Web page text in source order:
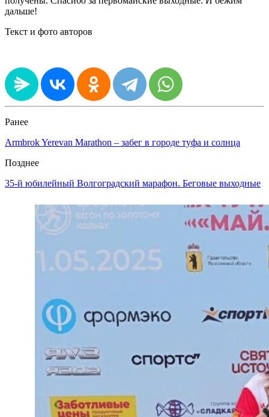
дальше!
Текст и фото авторов
Ранее
Armbrok Yerevan Marathon – забег в городе туфа и солнца
Позднее
35-й юбилейный Волгоградский марафон. Беговые выходные